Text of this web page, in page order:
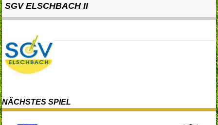
SGV ELSCHBACH II
NÄCHSTES SPIEL